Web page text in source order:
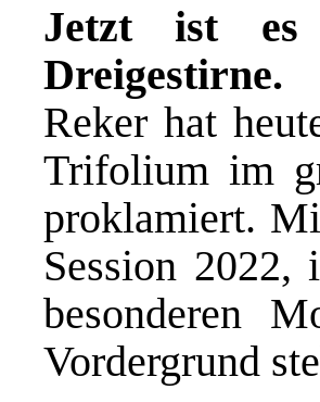
Jetzt ist es
Dreigestirne.
Reker hat
Trifolium im
proklamiert.
Session 2022,
besonderen
Vordergrund